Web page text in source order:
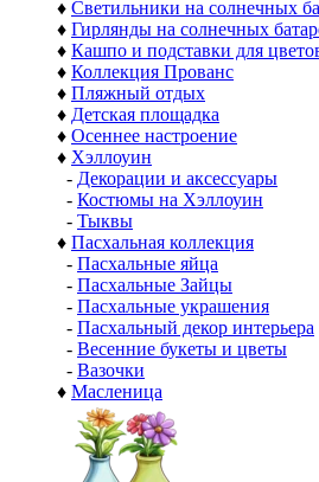
♦ Светильники на солнечных
♦ Гирлянды на солнечных
♦ Кашпо и подставки для
♦ Коллекция Прованс
♦ Пляжный отдых
♦ Детская площадка
♦ Осеннее настроение
♦ Хэллоуин
- Декорации и аксессуары
- Костюмы на Хэллоуин
- Тыквы
♦ Пасхальная коллекция
- Пасхальные яйца
- Пасхальные Зайцы
- Пасхальные украшения
- Пасхальный декор интерьера
- Весенние букеты и цветы
- Вазочки
♦ Масленица